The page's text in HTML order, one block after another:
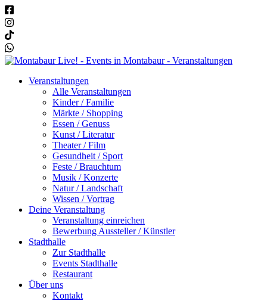
Veranstaltungen
Alle Veranstaltungen
Kinder / Familie
Märkte / Shopping
Essen / Genuss
Kunst / Literatur
Theater / Film
Gesundheit / Sport
Feste / Brauchtum
Musik / Konzerte
Natur / Landschaft
Wissen / Vortrag
Deine Veranstaltung
Veranstaltung einreichen
Bewerbung Aussteller / Künstler
Stadthalle
Zur Stadthalle
Events Stadthalle
Restaurant
Über uns
Kontakt